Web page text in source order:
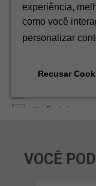
VOCÊ